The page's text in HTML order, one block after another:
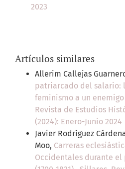
2023
Artículos similares
Allerim Callejas
patriarcado del salario:
feminismo a un
Revista de Estudios
(2024): Enero-Junio 2024
Javier Rodríguez
Moo, Carreras
Occidentales durante